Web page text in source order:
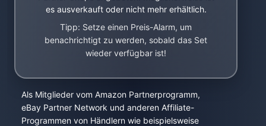
es ausverkauft oder nicht mehr erhältlich.
Tipp: Setze einen Preis-Alarm, um
benachrichtigt zu werden, sobald das Set
wieder verfügbar ist!
Als Mitglieder vom Amazon Partnerprogramm,
eBay Partner Network und anderen Affiliate-
Programmen von Händlern wie beispielsweise